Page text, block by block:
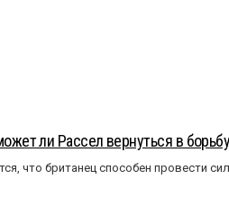
ли Рассел вернуться в
что британец способен провести